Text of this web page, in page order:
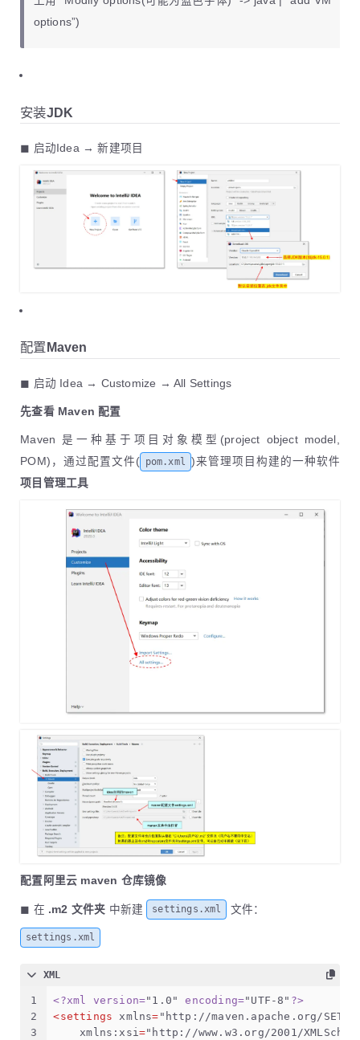
options”)
安装JDK
◼ 启动Idea → 新建项目
配置Maven
◼ 启动 Idea → Customize → All Settings
先查看 Maven 配置
Maven 是一种基于项目对象模型(project object model,
POM)，通过配置文件( pom.xml )来管理项目构建的一种软件
项目管理工具
配置阿里云 maven 仓库镜像
◼ 在 .m2 文件夹 中新建 settings.xml 文件：
settings.xml
XML
1
2
3
<?xml version="1.0" encoding="UTF-8" ?>
<settings xmlns= "http://maven.apache.org/
xmlns:xsi="http://www.w3.org/2001/